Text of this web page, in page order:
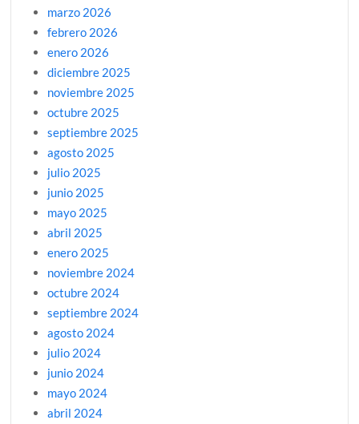
marzo 2026
febrero 2026
enero 2026
diciembre 2025
noviembre 2025
octubre 2025
septiembre 2025
agosto 2025
julio 2025
junio 2025
mayo 2025
abril 2025
enero 2025
noviembre 2024
octubre 2024
septiembre 2024
agosto 2024
julio 2024
junio 2024
mayo 2024
abril 2024